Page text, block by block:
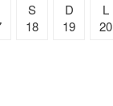
S
18
D
19
L
20